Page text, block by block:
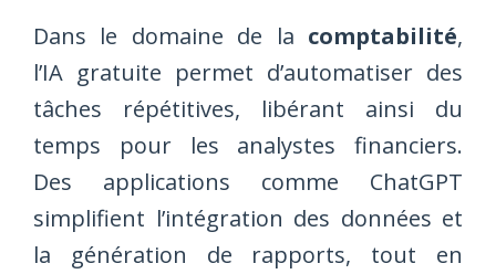
Dans le domaine de la comptabilité,
l’IA gratuite permet d’automatiser des
tâches répétitives, libérant ainsi du
temps pour les analystes financiers.
Des applications comme ChatGPT
simplifient l’intégration des données et
la génération de rapports, tout en